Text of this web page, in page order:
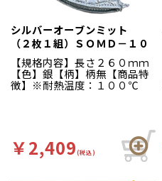
シルバーオーブンミット
（２枚１組）ＳＯＭＤ－１０
【規格内容】長さ２６０ｍｍ
【色】銀【柄】柄無【商品特
徴】※耐熱温度：１００℃
￥2,409(税込)